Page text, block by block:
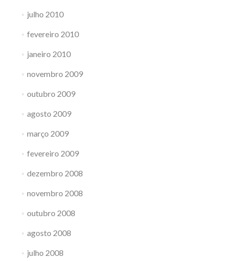
julho 2010
fevereiro 2010
janeiro 2010
novembro 2009
outubro 2009
agosto 2009
março 2009
fevereiro 2009
dezembro 2008
novembro 2008
outubro 2008
agosto 2008
julho 2008